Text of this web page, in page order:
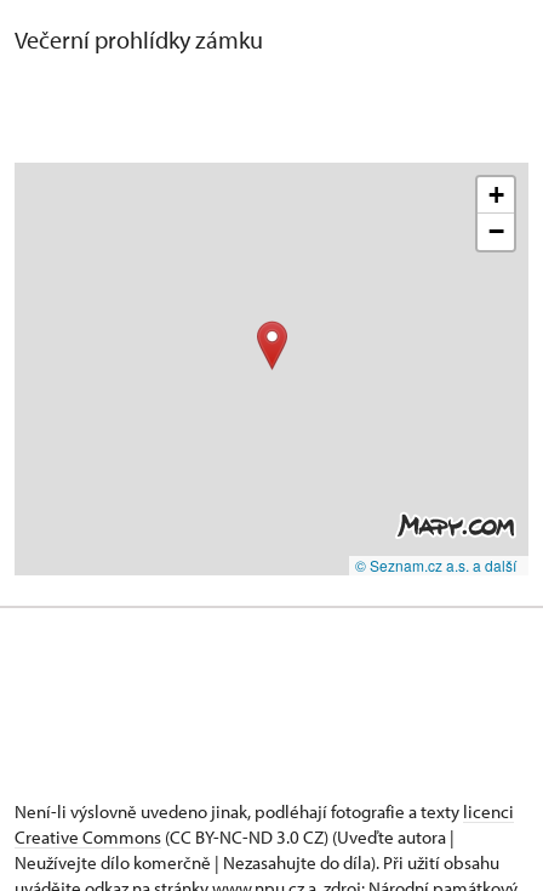
Večerní prohlídky zámku
+
−
© Seznam.cz a.s. a další
Není-li výslovně uvedeno jinak, podléhají fotografie a texty licenci
Creative Commons (CC BY-NC-ND 3.0 CZ) (Uveďte autora |
Neužívejte dílo komerčně | Nezasahujte do díla). Při užití obsahu